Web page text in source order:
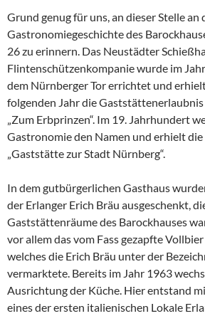
Grund genug für uns, an dieser Stelle an
Gastronomiegeschichte des
26 zu erinnern. Das Neustädter
Flintenschützenkompanie wurde im
dem Nürnberger Tor errichtet und
folgenden Jahr die
„Zum Erbprinzen“. Im 19. Jahrhundert
Gastronomie den Namen und erhielt die
„Gaststätte zur Stadt Nürnberg“.
In dem gutbürgerlichen Gasthaus
der Erlanger Erich Bräu ausgeschenkt,
Gaststättenräume des Barockhauses
vor allem das vom Fass gezapfte
welches die Erich Bräu unter der
vermarktete. Bereits im Jahr 1963
Ausrichtung der Küche. Hier entstand
eines der ersten italienischen Lokale